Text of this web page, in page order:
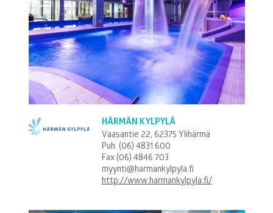
HÄRMÄN KYLPYLÄ
Vaasantie 22, 62375 Ylihärmä
Puh. (06) 4831 600
Fax (06) 4846 703
myynti@harmankylpyla.fi
http://www.harmankylpyla.fi/